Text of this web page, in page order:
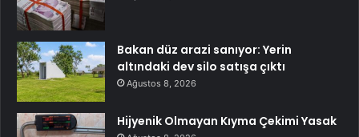
Bakan düz arazi sanıyor: Yerin
altındaki dev silo satışa çıktı
Ağustos 8, 2026
Hijyenik Olmayan Kıyma Çekimi Yasak